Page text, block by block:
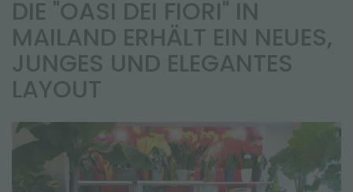
MEHR ERGEBNISSE FÜR SIE:
KATALOGE
NEWSLETTER
DIE "OASI DEI FIORI" IN
MAILAND ERHÄLT EIN NEUES,
JUNGES UND ELEGANTES
LAYOUT